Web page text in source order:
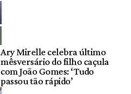
Ary Mirelle celebra último
mêsversário do filho caçula
com João Gomes: ‘Tudo
passou tão rápido’